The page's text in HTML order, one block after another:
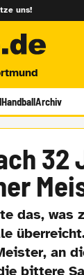
uns!
HandballArchiv
32
das, was
an
bittere